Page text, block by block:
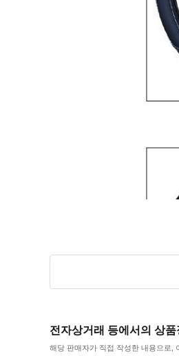
전자상거래 등에서의 상품
해당 판매자가 직접 작성한 내용으로,